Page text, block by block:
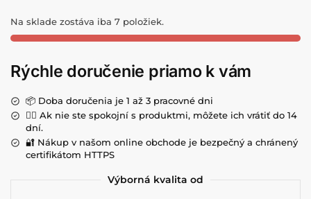
Na sklade zostáva iba 7 položiek.
Rýchle doručenie priamo k vám
📦 Doba doručenia je 1 až 3 pracovné dni
💁‍♀️ Ak nie ste spokojní s produktmi, môžete ich vrátiť do 14
dní.
🔐 Nákup v našom online obchode je bezpečný a chránený
certifikátom HTTPS
Výborná kvalita od